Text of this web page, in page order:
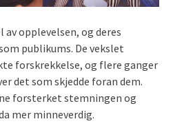
av opplevelsen, og deres
publikums. De vekslet
forskrekkelse, og flere ganger
det som skjedde foran dem.
forsterket stemningen og
mer minneverdig.